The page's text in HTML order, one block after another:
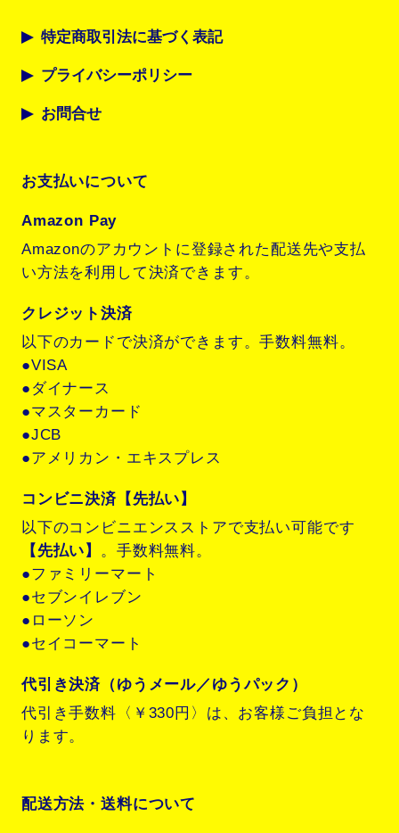
特定商取引法に基づく表記
プライバシーポリシー
お問合せ
お支払いについて
Amazon Pay
Amazonのアカウントに登録された配送先や支払
い方法を利用して決済できます。
クレジット決済
以下のカードで決済ができます。手数料無料。
●VISA
●ダイナース
●マスターカード
●JCB
●アメリカン・エキスプレス
コンビニ決済【先払い】
以下のコンビニエンスストアで支払い可能です
【先払い】 。手数料無料。
●ファミリーマート
●セブンイレブン
●ローソン
●セイコーマート
代引き決済（ゆうメール／ゆうパック）
代引き手数料〈￥330円〉は、お客様ご負担とな
ります。
配送方法・送料について